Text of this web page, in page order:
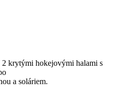
krytými hokejovými halami s
a soláriem.